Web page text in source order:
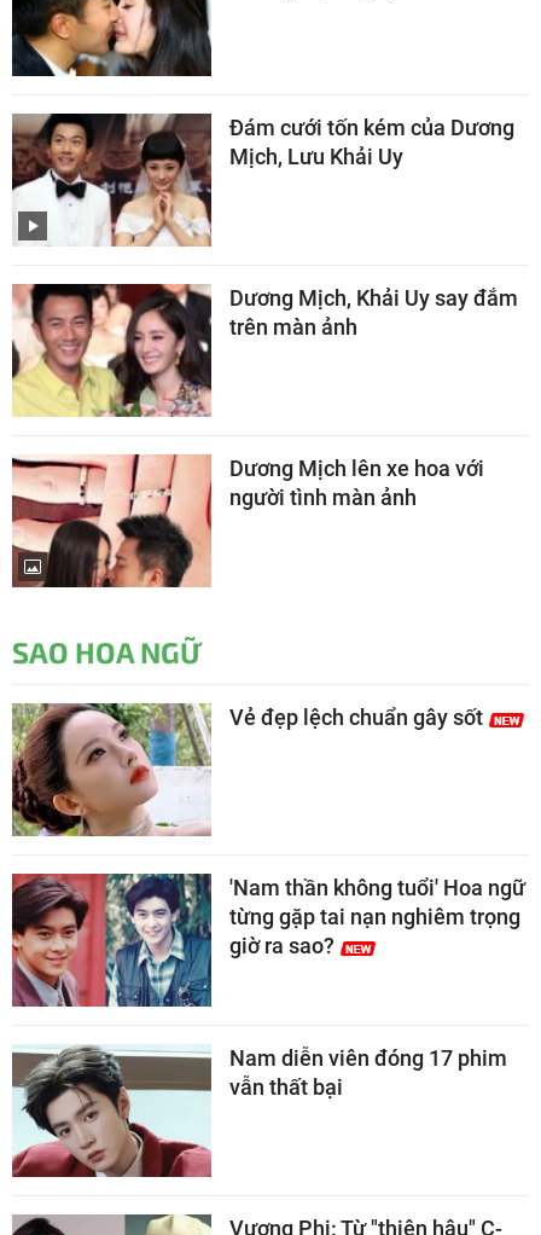
Đám cưới tốn kém của Dương
Mịch, Lưu Khải Uy
Dương Mịch, Khải Uy say đắm
trên màn ảnh
Dương Mịch lên xe hoa với
người tình màn ảnh
SAO HOA NGỮ
Vẻ đẹp lệch chuẩn gây sốt
'Nam thần không tuổi' Hoa ngữ
từng gặp tai nạn nghiêm trọng
giờ ra sao?
Nam diễn viên đóng 17 phim
vẫn thất bại
Vương Phi: Từ "thiên hậu" C-